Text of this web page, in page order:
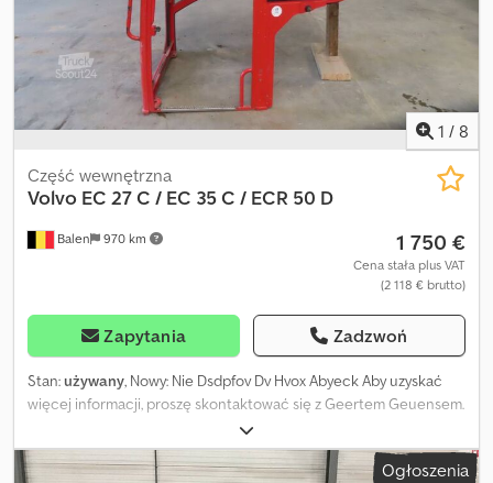
1 / 8
Balen 970 km
Część wewnętrzna
Volvo EC 27 C / EC 35 C / ECR 50 D
1 750 €
Cena stała plus VAT
(2 118 € brutto)
Zapytania Zadzwoń
Stan:używany, Nowy: Nie Dsdpfov Dv Hvox Abyeck Aby uzyskać
więcej informacji, proszę skontaktować się z Geertem Geuensem.
Ogłoszenia